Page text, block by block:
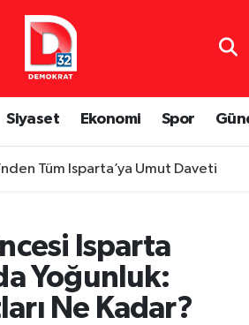
Siyaset Ekonomi Spor
Tüm Isparta’ya Umut Daveti
Isparta
Yoğunluk:
Ne Kadar?
Eczaneler
Durumu ve Fikstür